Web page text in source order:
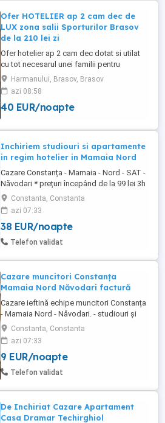
Ofer HOTELIER ap 2 cam dec de
LUX zona salii Sporturilor Brasov
de la 210 lei zi
Ofer hotelier ap 2 cam dec dotat si utilat
cu tot necesarul unei familii pentru
petrecerea unui sejur perfect .Ap are
vedere spre bulevard .Nu acceptam
animale de companie.Pretul este functie
de nr persoane.
Harmanului, Brasov, Brasov
azi 08:58
40 EUR/noapte
Inchiriem studiouri si apartamente
in regim hotelier in Mamaia Nord
Cazare Constanța - Mamaia - Nord - SAT -
Năvodari * prețuri începând de la 99 lei 3h
in intervalul (08.00-18.00) *Vă punem la
dispozitie apartamente si studiouri în
Mamaia nord zona: Hanul Piraților, Hanul
cu Pește, Opera, Onix, Titanic, Uzina de
Pizza, Mackerel, Resort Building Ștefan,
Constanta, Constanta
azi 07:33
38 EUR/noapte
Telefon validat
Cazare muncitori Constanța
Mamaia Nord Năvodari factură
Cazare ieftină echipe muncitori Constanța
- Mamaia Nord - Năvodari. - studiouri și
apartamente cu bucatarie utilată, TV,
internet, loc de parcare auto; -
supermarketuri în zonă: Lidl, Mega Image
și Profi; - în funcție de nr. de persoane
trimit poze și video pe WhatsApp cu
Constanta, Constanta
azi 07:33
9 EUR/noapte
Telefon validat
De Inchiriat Cazare Apartament
Casa Dramar Techirghiol